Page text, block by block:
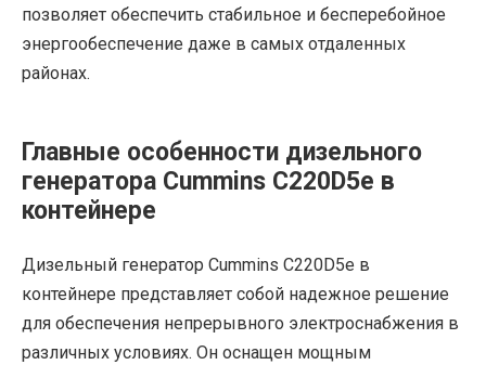
позволяет обеспечить стабильное и бесперебойное
энергообеспечение даже в самых отдаленных
районах.
Главные особенности дизельного
генератора Cummins C220D5e в
контейнере
Дизельный генератор Cummins C220D5e в
контейнере представляет собой надежное решение
для обеспечения непрерывного электроснабжения в
различных условиях. Он оснащен мощным